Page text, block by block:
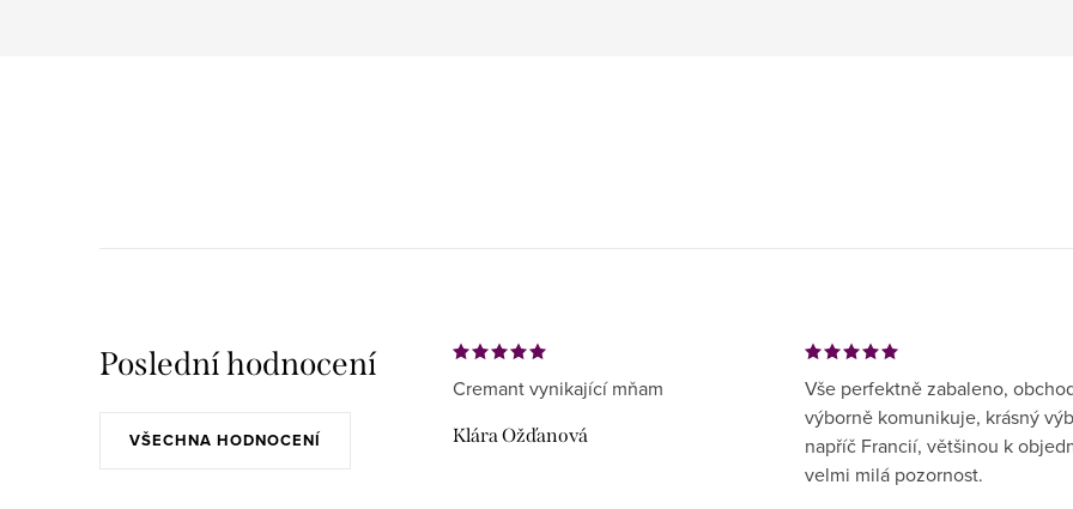
Poslední hodnocení
VŠECHNA HODNOCENÍ
Cremant vynikající mňam
Klára Ožďanová
Vše perfektně zabaleno,
výborně komunikuje, krásný
napříč Francií, většinou k
velmi milá pozornost.